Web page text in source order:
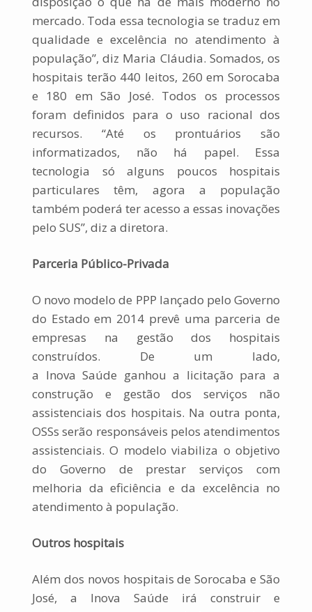
mercado. Toda essa tecnologia se traduz em
qualidade e excelência no atendimento à
população”, diz Maria Cláudia. Somados, os
hospitais terão 440 leitos, 260 em Sorocaba
e 180 em São José. Todos os processos
foram definidos para o uso racional dos
recursos. “Até os prontuários são
informatizados, não há papel. Essa
tecnologia só alguns poucos hospitais
particulares têm, agora a população
também poderá ter acesso a essas inovações
pelo SUS”, diz a diretora.
Parceria Público-Privada
O novo modelo de PPP lançado pelo Governo
do Estado em 2014 prevê uma parceria de
empresas na gestão dos hospitais
construídos. De um lado,
a Inova Saúde ganhou a licitação para a
construção e gestão dos serviços não
assistenciais dos hospitais. Na outra ponta,
OSSs serão responsáveis pelos atendimentos
assistenciais. O modelo viabiliza o objetivo
do Governo de prestar serviços com
melhoria da eficiência e da excelência no
atendimento à população.
Outros hospitais
Além dos novos hospitais de Sorocaba e São
José, a Inova Saúde irá construir e